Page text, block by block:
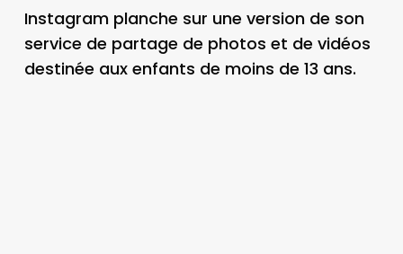
Instagram planche sur une version de son
service de partage de photos et de vidéos
destinée aux enfants de moins de 13 ans.